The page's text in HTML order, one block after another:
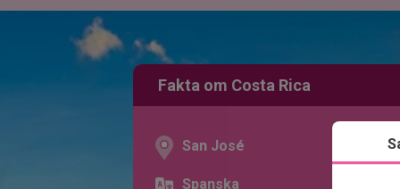
Fakta om Costa Rica
San José
Spanska